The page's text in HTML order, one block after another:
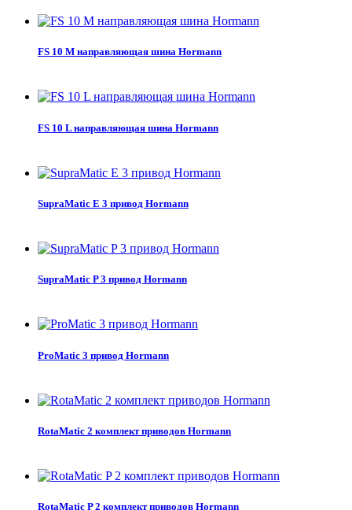
FS 10 М направляющая шина Hormann
FS 10 L направляющая шина Hormann
SupraMatic E 3 привод Hormann
SupraMatic P 3 привод Hormann
ProMatic 3 привод Hormann
RotaMatic 2 комплект приводов Hormann
RotaMatic P 2 комплект приводов Hormann